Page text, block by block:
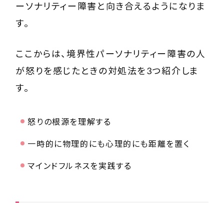
ーソナリティー障害と向き合えるようになりま
す。
ここからは、境界性パーソナリティー障害の人
が怒りを感じたときの対処法を3つ紹介しま
す。
怒りの根源を理解する
一時的に物理的にも心理的にも距離を置く
マインドフルネスを実践する